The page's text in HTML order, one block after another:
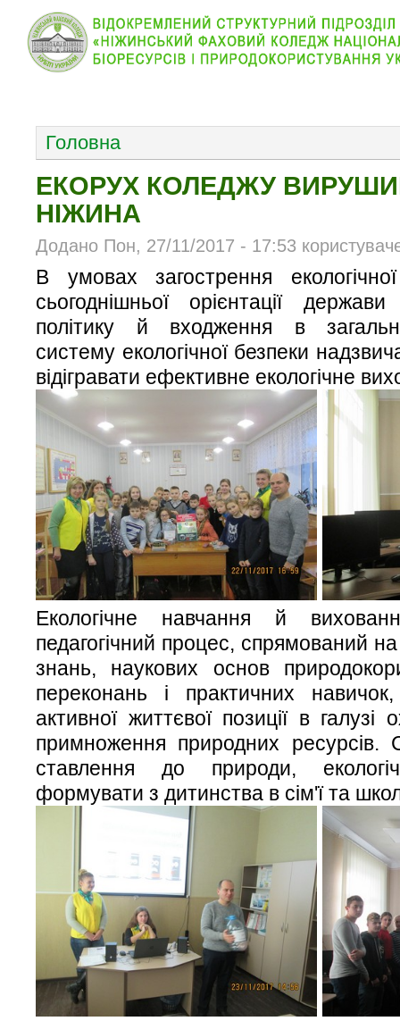
Головна
ЕКОРУХ КОЛЕДЖУ
НІЖИНА
Додано Пон, 27/11/2017 - 17:53
В умовах загострення
сьогоднішньої орієнтації
політику й входження в
систему екологічної безпеки
відігравати ефективне екологічне
Екологічне навчання й
педагогічний процес, спрямований
знань, наукових основ
переконань і практичних
активної життєвої позиції в
примноження природних ресурсів.
ставлення до природи,
формувати з дитинства в сім'ї та